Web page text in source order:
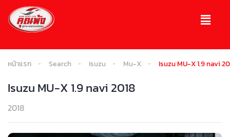
หน้าแรก Search Isuzu Mu-X Isuzu MU-X 1.9 navi
Isuzu MU-X 1.9 navi 2018
2018